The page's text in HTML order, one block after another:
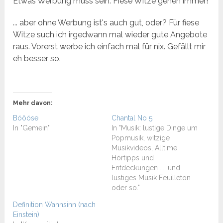
... aber ohne Werbung ist's auch gut, oder? Für fiese
Witze such ich irgedwann mal wieder gute Angebote
raus. Vorerst werbe ich einfach mal für nix. Gefällt mir
eh besser so.
Mehr davon:
Böööse
In "Gemein"
Chantal No 5
In "Musik: lustige Dinge um
Popmusik, witzige
Musikvideos, Alltime
Hörtipps und
Entdeckungen .... und
lustiges Musik Feuilleton
oder so."
Definition Wahnsinn (nach
Einstein)